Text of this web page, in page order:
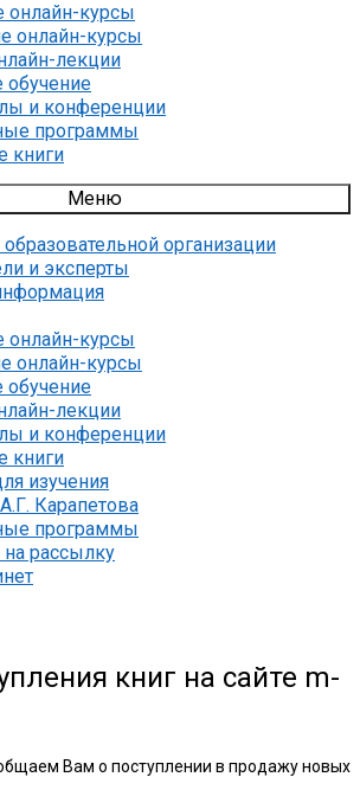
онлайн-курсы
онлайн-курсы
лекции
обучение
и конференции
программы
книги
Меню
организации
и эксперты
онлайн-курсы
онлайн-курсы
обучение
лекции
и конференции
книги
изучения
Карапетова
программы
на рассылку
книг на сайте m-
Вам о поступлении в продажу новых